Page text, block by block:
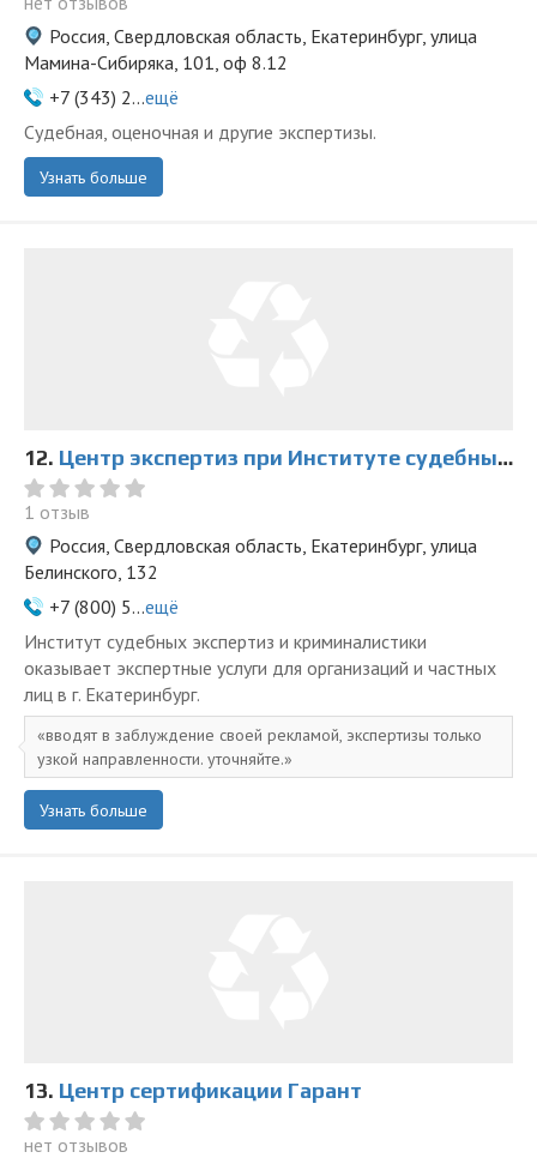
Россия, Свердловская область, Екатеринбург, улица
Мамина-Сибиряка, 101, оф ​8.12
+7 (343) 2...ещё
Судебная, оценочная и другие экспертизы.
Узнать больше
12. Центр экспертиз при Институте судебных экспертиз и криминалистики
1 отзыв
Россия, Свердловская область, Екатеринбург, улица
Белинского, 132
+7 (800) 5...ещё
Институт судебных экспертиз и криминалистики
оказывает экспертные услуги для организаций и частных
лиц в г. Екатеринбург.
вводят в заблуждение своей рекламой, экспертизы только
узкой направленности. уточняйте.
Узнать больше
13. Центр сертификации Гарант
нет отзывов